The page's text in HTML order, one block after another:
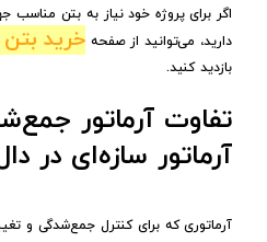
اگر برای پروژه خود نیاز به بتن مناسب
دارید، می‌توانید از صفحهخرید بتن
بازدید کنید.
تفاوت آرماتور
آرماتور سازه‌ای در
آرماتوری که برای کنترل جمع‌شدگی و